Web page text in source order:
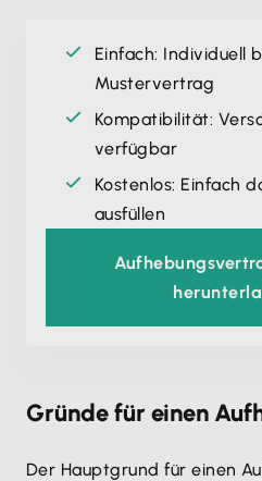
Einfach: Individuell
Mustervertrag
Kompatibilität:
verfügbar
Kostenlos: Einfach
ausfüllen
Gründe für einen
Der Hauptgrund für einen